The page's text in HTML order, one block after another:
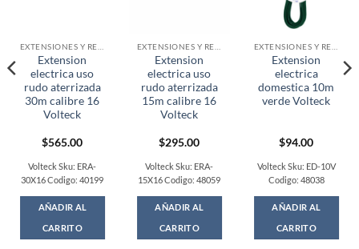
Extension
electrica uso
rudo aterrizada
30m calibre 16
Volteck
$565.00
Volteck Sku: ERA-
30X16 Codigo: 40199
AÑADIR AL
CARRITO
Extension
electrica uso
rudo aterrizada
15m calibre 16
Volteck
$295.00
Volteck Sku: ERA-
15X16 Codigo: 48059
AÑADIR AL
CARRITO
Extension
electrica
domestica 10m
verde Volteck
$94.00
Volteck Sku: ED-10V
Codigo: 48038
AÑADIR AL
CARRITO